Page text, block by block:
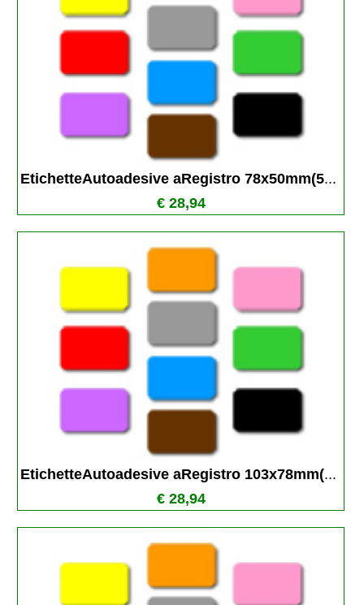
EtichetteAutoadesive aRegistro 78x50mm(5...
€ 28,94
EtichetteAutoadesive aRegistro 103x78mm(...
€ 28,94